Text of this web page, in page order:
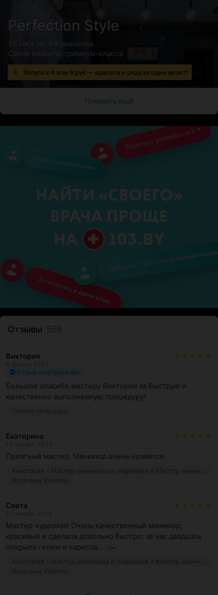
Perfection Style
1.5 км • ул. Филимонова
Салон красоты премиум-класса
Услуги в 4 или 6 рук — красота и уход за один визит!
Показать ещё
Отзывы
Виктория
Отзыв подтвержден
Большое спасибо мастеру Виктории за быструю и
качественно выполненную процедуру!
Екатерина
Приятный мастер. Маникюр очень нравится.
Света
Мастер чудесная! Очень качественный маникюр,
красивый и сделала довольно быстро: за час двадцать
покрыла гелем и нарисов...